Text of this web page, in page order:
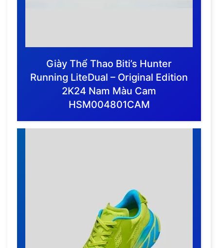
Giày Thể Thao Biti’s Hunter
Running LiteDual – Original Edition
2K24 Nam Màu Cam
HSM004801CAM